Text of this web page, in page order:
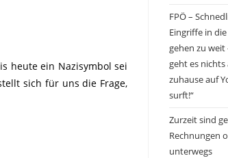
heute ein Nazisymbol sei
sich für uns die Frage,
FPÖ –
Eingriffe in
gehen zu weit
geht es nichts
zuhause auf
surft!“
Zurzeit sind
Rechnungen
unterwegs